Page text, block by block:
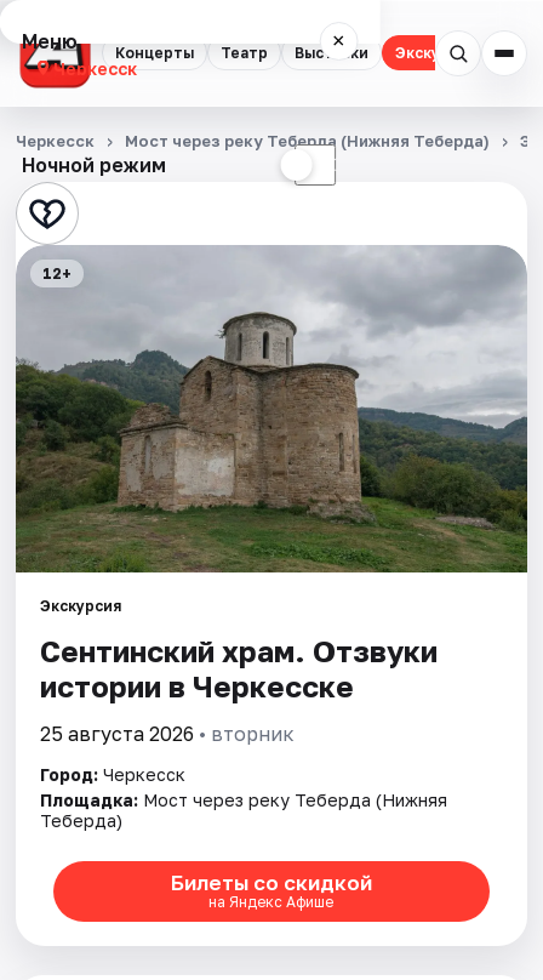
Концерты Театр Выставки Экскурсии
Меню ×
Черкесск
Концерты
Театр
Выставки
События
Города
Площадки
Артисты
Рейтинги
Ночной режим ☾
Черкесск Мост через реку Теберда (Нижняя Теберда)
12+
Экскурсия
Сентинский храм. Отзвуки
истории в Черкесске
25 августа 2026 • вторник
Город: Черкесск
Площадка: Мост через реку Теберда (Нижняя
Теберда)
Билеты со скидкой
на Яндекс Афише